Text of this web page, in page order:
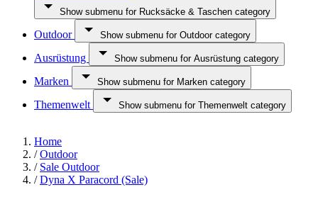
Show submenu for Rucksäcke & Taschen category
Outdoor Show submenu for Outdoor category
Ausrüstung Show submenu for Ausrüstung category
Marken Show submenu for Marken category
Themenwelt Show submenu for Themenwelt category
Home
/ Outdoor
/ Sale Outdoor
/ Dyna X Paracord (Sale)